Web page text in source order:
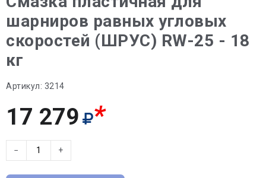
шарниров равных угловых
скоростей (ШРУС) RW-25 - 18
кг
Артикул: 3214
17 279 *
− +